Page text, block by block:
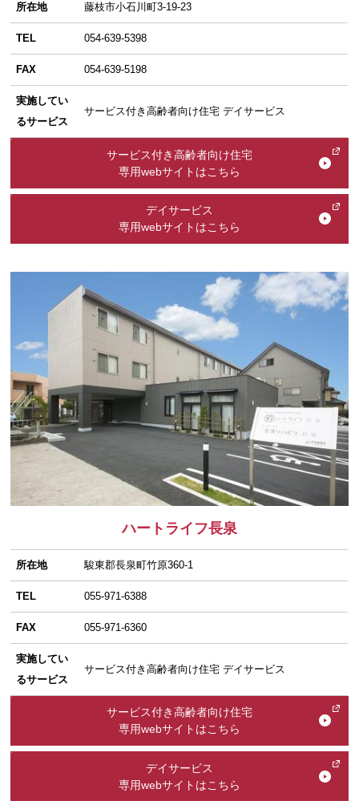
所在地 藤枝市小石川町3-19-23
TEL 054-639-5398
FAX 054-639-5198
実施してい
るサービス
サービス付き高齢者向け住宅 デイサービス
サービス付き高齢者向け住宅
専用webサイトはこちら
デイサービス
専用webサイトはこちら
ハートライフ長泉
所在地 駿東郡長泉町竹原360-1
TEL 055-971-6388
FAX 055-971-6360
実施してい
るサービス
サービス付き高齢者向け住宅 デイサービス
サービス付き高齢者向け住宅
専用webサイトはこちら
デイサービス
専用webサイトはこちら